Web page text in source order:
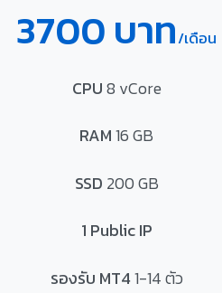
3700 บาท/เดือน
CPU8 vCore
RAM16 GB
SSD 200 GB
1 Public IP
รองรับ MT41-14 ตัว